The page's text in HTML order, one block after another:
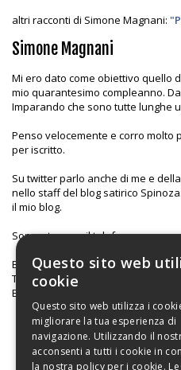
altri racconti di Simone Magnani:
Simone Magnani
Mi ero dato come obiettivo quello
mio quarantesimo compleanno.
Imparando che sono tutte lunghe
Penso velocemente e corro molto
per iscritto.
Su twitter parlo anche di me e
nello staff del blog satirico
il mio blog.
Sopporto poco il telefono.
Blog:http://
Twitter:http://twitter.com/
Email:
Questo sito web
cookie
Questo sito web utilizza i
migliorare la tua esperienza di
navigazione. Utilizzando il
acconsenti a tutti i cookie in
la nostra policy per i cookie.